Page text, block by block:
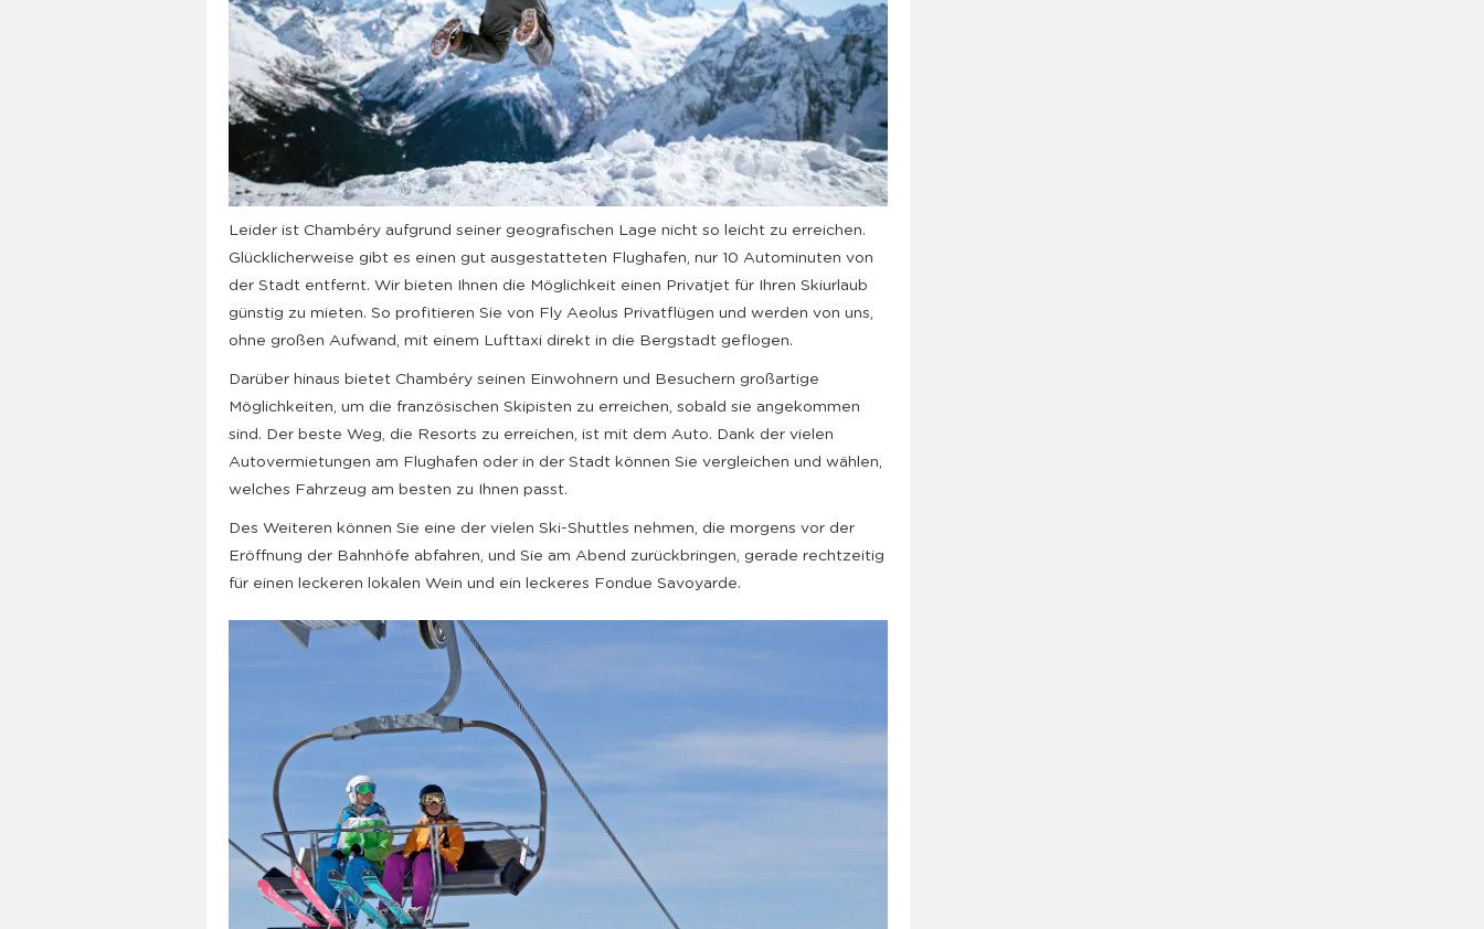
Leider ist Chambéry aufgrund seiner geografischen Lage nicht so leicht zu erreichen.
Glücklicherweise gibt es einen gut ausgestatteten Flughafen, nur 10 Autominuten von
der Stadt entfernt. Wir bieten Ihnen die Möglichkeit einen Privatjet für Ihren Skiurlaub
günstig zu mieten. So profitieren Sie von Fly Aeolus Privatflügen und werden von uns,
ohne großen Aufwand, mit einem Lufttaxi direkt in die Bergstadt geflogen.
Darüber hinaus bietet Chambéry seinen Einwohnern und Besuchern großartige
Möglichkeiten, um die französischen Skipisten zu erreichen, sobald sie angekommen
sind. Der beste Weg, die Resorts zu erreichen, ist mit dem Auto. Dank der vielen
Autovermietungen am Flughafen oder in der Stadt können Sie vergleichen und wählen,
welches Fahrzeug am besten zu Ihnen passt.
Des Weiteren können Sie eine der vielen Ski-Shuttles nehmen, die morgens vor der
Eröffnung der Bahnhöfe abfahren, und Sie am Abend zurückbringen, gerade rechtzeitig
für einen leckeren lokalen Wein und ein leckeres Fondue Savoyarde.